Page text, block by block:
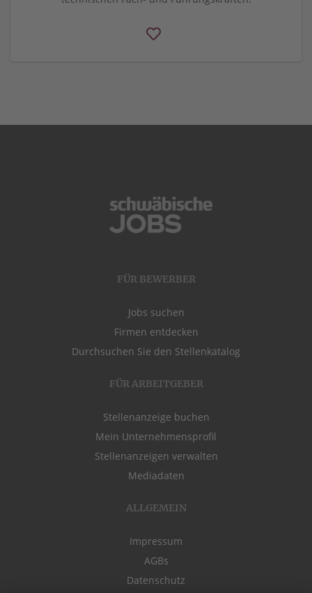
FÜR BEWERBER
Jobs suchen
Firmen entdecken
Durchsuchen Sie den Stellenkatalog
FÜR ARBEITGEBER
Stellenanzeige buchen
Mein Unternehmensprofil
Stellenanzeigen verwalten
Mediadaten
ALLGEMEIN
Impressum
AGBs
Datenschutz